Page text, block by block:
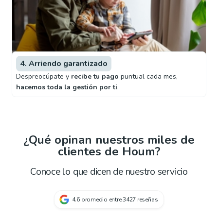
4. Arriendo garantizado
Despreocúpate y recibe tu pago puntual cada mes,
hacemos toda la gestión por ti.
¿Qué opinan nuestros miles de
clientes de Houm?
Conoce lo que dicen de nuestro servicio
4.6promedio entre3427 reseñas